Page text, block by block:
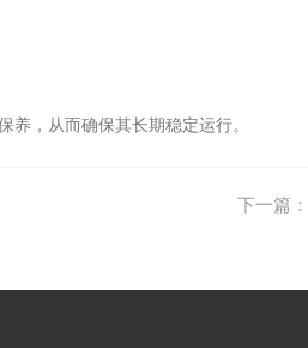
，从而确保其长期稳定运行。
下一篇：